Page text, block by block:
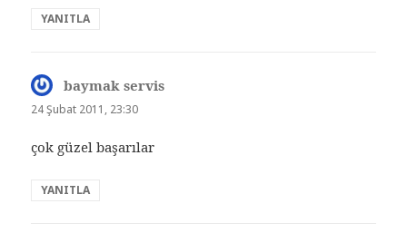
YANITLA
baymak servis
24 Şubat 2011, 23:30
çok güzel başarılar
YANITLA